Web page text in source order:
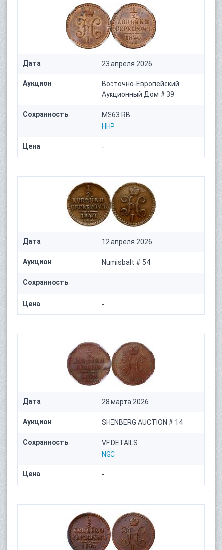
Дата 23 апреля 2026
Аукцион
Восточно-Европейский
Аукционный Дом # 39
Сохранность
MS63 RB
HHP
Цена -
Дата 12 апреля 2026
Аукцион Numisbalt # 54
Сохранность
Цена -
Дата 28 марта 2026
Аукцион SHENBERG AUCTION # 14
Сохранность
VF DETAILS
NGC
Цена -